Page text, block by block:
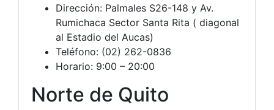
Dirección: Palmales S26-148 y Av.
Rumichaca Sector Santa Rita ( diagonal
al Estadio del Aucas)
Teléfono: (02) 262-0836
Horario: 9:00 – 20:00
Norte de Quito